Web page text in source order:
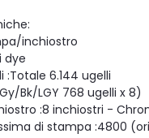
inchiostro
dye
:Totale 6.144 ugelli
Bk/LGY 768 ugelli x 8)
:8 inchiostri -
di stampa :4800